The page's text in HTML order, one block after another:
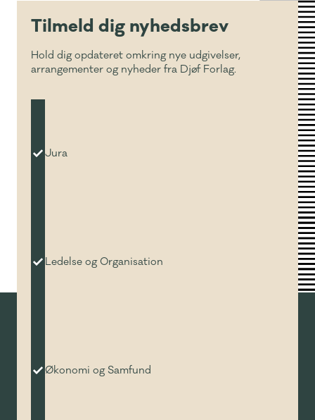
Tilmeld dig nyhedsbrev
Hold dig opdateret omkring nye udgivelser,
arrangementer og nyheder fra Djøf Forlag.
Jura
Ledelse og Organisation
Økonomi og Samfund